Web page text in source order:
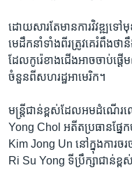
ដោយសារតែមានការវិវឌ្ឍទៅ
មេដឹកនាំទាំងពីរត្រូវគេរំពឹងថា
ដែលកូរ៉េខាងជើងអាចចាប់ផ្ដ
ចំនួនពីសហរដ្ឋអាមេរិក។
មន្ត្រីជាន់ខ្ពស់ដែលអមដំណើ
Yong Chol អតីតប្រធានផ្ន
Kim Jong Un នៅក្នុងការ
Ri Su Yong ទីប្រឹក្សាជាន់